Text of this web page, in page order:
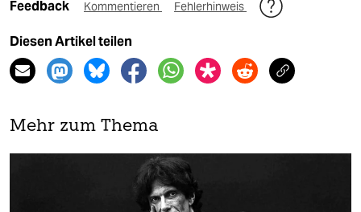
Feedback Kommentieren Fehlerhinweis
Diesen Artikel teilen
Mehr zum Thema